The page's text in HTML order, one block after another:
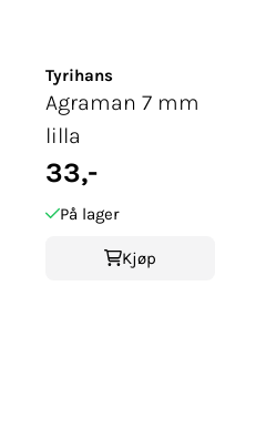
Tyrihans
Agraman 7 mm
lilla
33,-
På lager
Kjøp